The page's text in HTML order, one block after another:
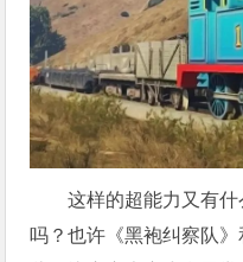
这样的超能力又有
吗？也许《黑袍纠察队